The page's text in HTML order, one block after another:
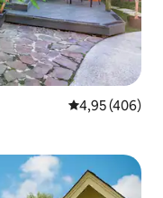
Gemiddelde
4,95 (406)